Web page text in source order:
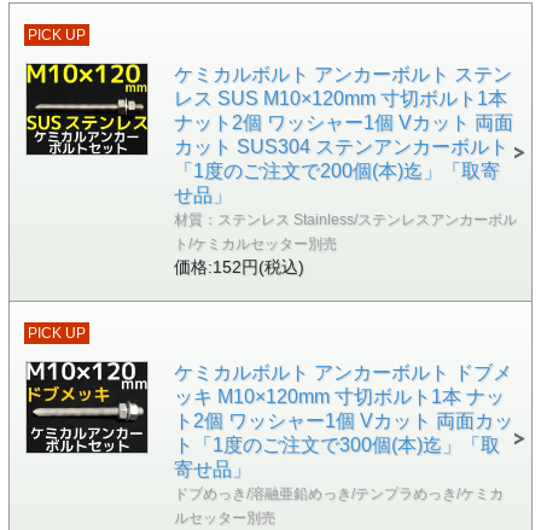
PICK UP
ケミカルボルト アンカーボルト ステン
レス SUS M10×120mm 寸切ボルト1本
ナット2個 ワッシャー1個 Vカット 両面
カット SUS304 ステンアンカーボルト
「1度のご注文で200個(本)迄」「取寄
せ品」
材質：ステンレス Stainless/ステンレスアンカーボル
ト/ケミカルセッター別売
価格:152円(税込)
PICK UP
ケミカルボルト アンカーボルト ドブメ
ッキ M10×120mm 寸切ボルト1本 ナッ
ト2個 ワッシャー1個 Vカット 両面カッ
ト「1度のご注文で300個(本)迄」「取
寄せ品」
ドブめっき/溶融亜鉛めっき/テンプラめっき/ケミカ
ルセッター別売